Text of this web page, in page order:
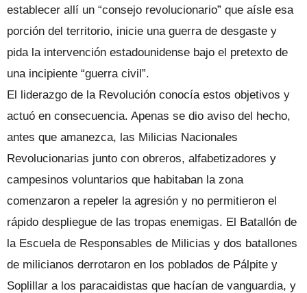
establecer allí un “consejo revolucionario” que aísle esa
porción del territorio, inicie una guerra de desgaste y
pida la intervención estadounidense bajo el pretexto de
una incipiente “guerra civil”.
El liderazgo de la Revolución conocía estos objetivos y
actuó en consecuencia. Apenas se dio aviso del hecho,
antes que amanezca, las Milicias Nacionales
Revolucionarias junto con obreros, alfabetizadores y
campesinos voluntarios que habitaban la zona
comenzaron a repeler la agresión y no permitieron el
rápido despliegue de las tropas enemigas. El Batallón de
la Escuela de Responsables de Milicias y dos batallones
de milicianos derrotaron en los poblados de Pálpite y
Soplillar a los paracaidistas que hacían de vanguardia, y